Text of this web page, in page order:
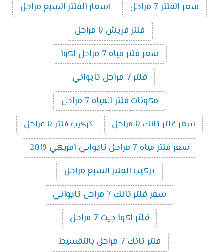
سعر الفلتر 7 مراحل
اسعار الفلتر السبع مراحل
فلتر فريش ٧ مراحل
سعر فلتر مياه 7 مراحل اكوا
فلتر 7 مراحل تايواني
مكونات فلتر المياه 7 مراحل
سعر فلتر تانك ٧ مراحل
تركيب فلتر ٧ مراحل
سعر فلتر مياه 7 مراحل تايواني امريكي 2019
تركيب الفلتر السبع مراحل
سعر فلتر تانك 7 مراحل تايواني
فلتر اكوا جيت 7 مراحل
فلتر تانك 7 مراحل بالتقسيط